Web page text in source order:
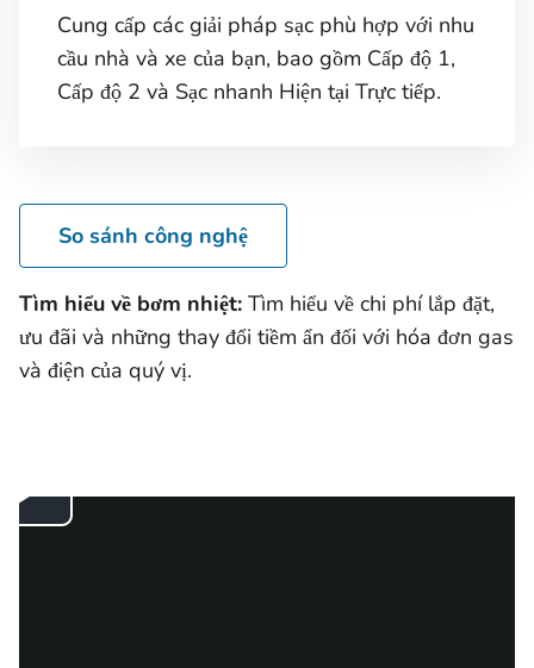
Cung cấp các giải pháp sạc phù hợp với nhu
cầu nhà và xe của bạn, bao gồm Cấp độ 1,
Cấp độ 2 và Sạc nhanh Hiện tại Trực tiếp.
So sánh công nghệ
Tìm hiểu về bơm nhiệt: Tìm hiểu về chi phí lắp đặt,
ưu đãi và những thay đổi tiềm ẩn đối với hóa đơn gas
và điện của quý vị.